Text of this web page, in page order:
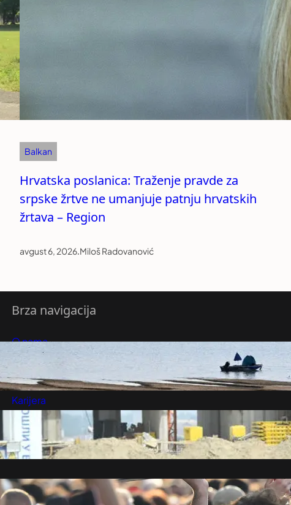
Balkan
Hrvatska poslanica: Traženje pravde za
srpske žrtve ne umanjuje patnju hrvatskih
žrtava – Region
avgust 6, 2026.Miloš Radovanović
Brza navigacija
O nama
Predloži Vest
Pretplatite se na vesti
Karijera
Marketing
Kontakt